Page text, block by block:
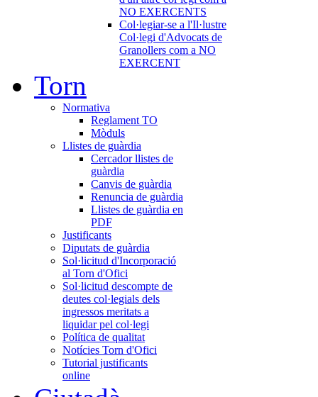
NO EXERCENTS
Col·legiar-se a l'Il·lustre
Col·legi d'Advocats de
Granollers com a NO
EXERCENT
Torn
Normativa
Reglament TO
Mòduls
Llistes de guàrdia
Cercador llistes de
guàrdia
Canvis de guàrdia
Renuncia de guàrdia
Llistes de guàrdia en
PDF
Justificants
Diputats de guàrdia
Sol·licitud d'Incorporació
al Torn d'Ofici
Sol·licitud descompte de
deutes col·legials dels
ingressos meritats a
liquidar pel col·legi
Política de qualitat
Notícies Torn d'Ofici
Tutorial justificants
online